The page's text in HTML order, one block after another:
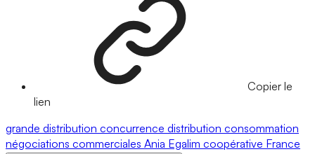
Copier le
lien
grande distribution concurrence distribution consommation
négociations commerciales Ania Egalim coopérative France